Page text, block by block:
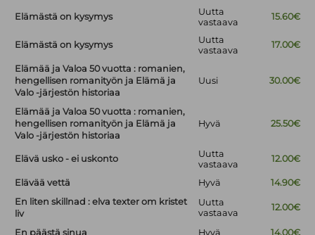
Elämästä on kysymys
Uutta
vastaava
15.60€
Elämästä on kysymys
Uutta
vastaava
17.00€
Elämää ja Valoa 50 vuotta : romanien,
hengellisen romanityön ja Elämä ja
Valo -järjestön historiaa
Uusi 30.00€
Elämää ja Valoa 50 vuotta : romanien,
hengellisen romanityön ja Elämä ja
Valo -järjestön historiaa
Hyvä 25.50€
Elävä usko - ei uskonto
Uutta
vastaava
12.00€
Elävää vettä Hyvä
14.90€
En liten skillnad : elva texter om kristet
liv
Uutta
vastaava
12.00€
En päästä sinua Hyvä 14.00€